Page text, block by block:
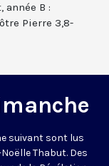
année B :
Pierre 3,8-
suivant sont lus
Thabut. Des